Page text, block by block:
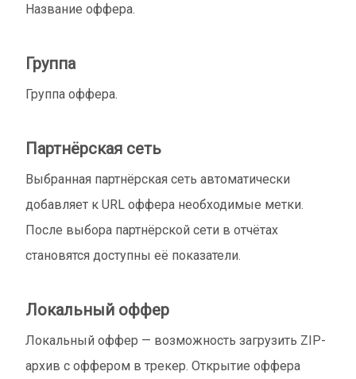
Название оффера.
Группа
Группа оффера.
Партнёрская сеть
Выбранная партнёрская сеть автоматически
добавляет к URL оффера необходимые метки.
После выбора партнёрской сети в отчётах
становятся доступны её показатели.
Локальный оффер
Локальный оффер — возможность загрузить ZIP-
архив с оффером в трекер. Открытие оффера